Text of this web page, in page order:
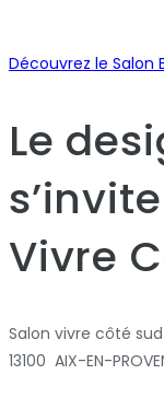
Découvrez le Salon
Le
Vivre
Salon vivre côté sud
13100 AIX-EN-